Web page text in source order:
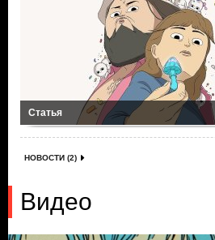
Статья
НОВОСТИ (2)
Видео